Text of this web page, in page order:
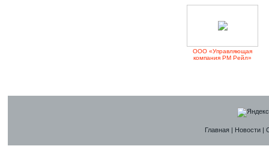
ООО «Управляющая
компания РМ Рейл»
Главная| Новости|